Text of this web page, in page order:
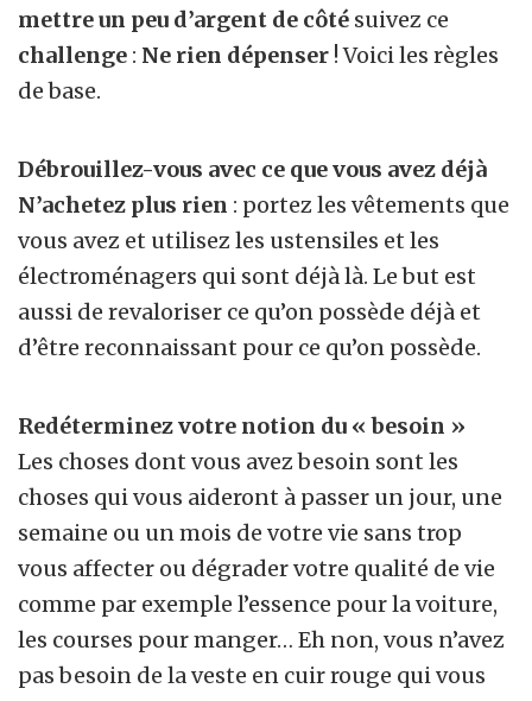
mettre un peu d’argent de côté suivez ce
challenge : Ne rien dépenser ! Voici les règles
de base.
Débrouillez-vous avec ce que vous avez déjà
N’achetez plus rien : portez les vêtements que
vous avez et utilisez les ustensiles et les
électroménagers qui sont déjà là. Le but est
aussi de revaloriser ce qu’on possède déjà et
d’être reconnaissant pour ce qu’on possède.
Redéterminez votre notion du « besoin »
Les choses dont vous avez besoin sont les
choses qui vous aideront à passer un jour, une
semaine ou un mois de votre vie sans trop
vous affecter ou dégrader votre qualité de vie
comme par exemple l’essence pour la voiture,
les courses pour manger… Eh non, vous n’avez
pas besoin de la veste en cuir rouge qui vous